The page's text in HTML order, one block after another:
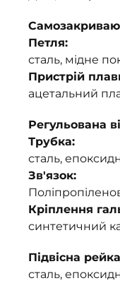
Петля:
сталь, мідне
Пристрій
ацетальний
Регульована
Трубка:
сталь,
Зв'язок:
Кріплення
синтетичний
Підвісна
сталь,